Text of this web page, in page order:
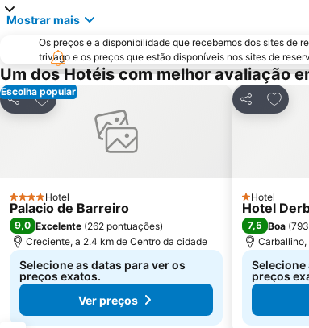
Mostrar mais
Os preços e a disponibilidade que recebemos dos sites de
trivago e os preços que estão disponíveis nos sites de
Um dos Hotéis com melhor avaliação
Escolha popular
Partilhar
Adicionar aos favoritos
4 Estrelas
Hotel
Palacio de Barreiro
9,0 Excelente (262 pontuações)
Creciente, a 2.4 km de Centro da cidade
Selecione as datas para ver os
preços exatos.
Ver preços
Partilhar
1 Estrelas
Hotel
Hotel
7,5 Boa (
Selecione
preços